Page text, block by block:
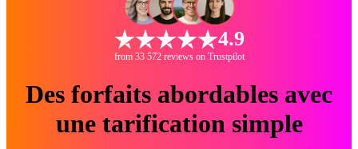
4.9
from 33 572 reviews on Trustpilot
Des forfaits abordables avec
une tarification simple